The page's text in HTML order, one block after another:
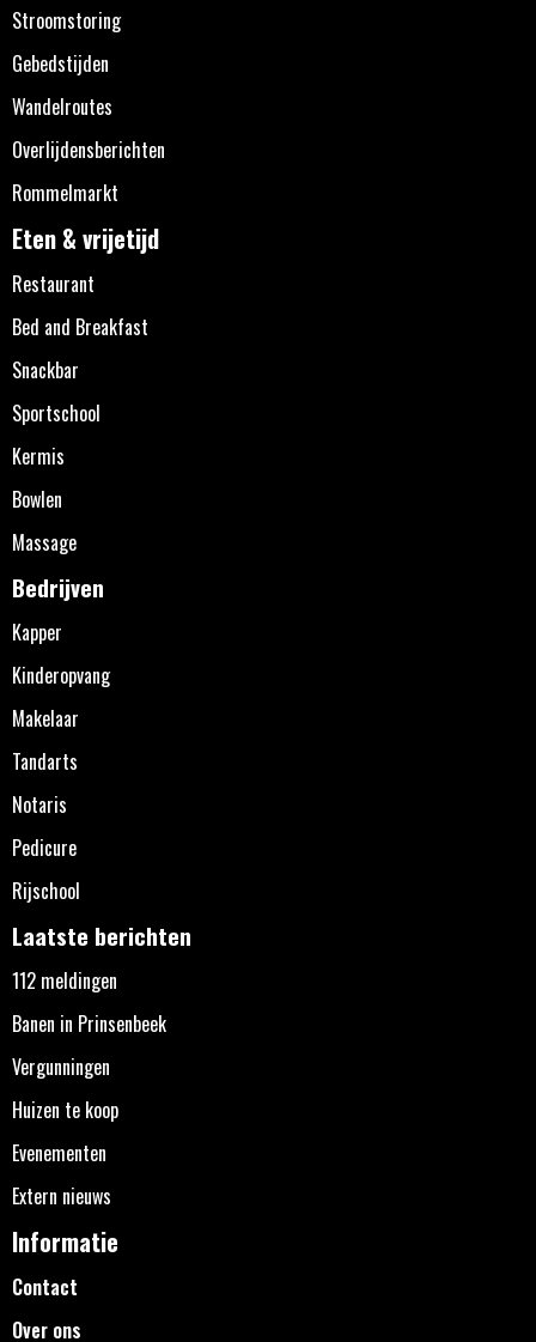
Stroomstoring
Gebedstijden
Wandelroutes
Overlijdensberichten
Rommelmarkt
Eten & vrijetijd
Restaurant
Bed and Breakfast
Snackbar
Sportschool
Kermis
Bowlen
Massage
Bedrijven
Kapper
Kinderopvang
Makelaar
Tandarts
Notaris
Pedicure
Rijschool
Laatste berichten
112 meldingen
Banen in Prinsenbeek
Vergunningen
Huizen te koop
Evenementen
Extern nieuws
Informatie
Contact
Over ons